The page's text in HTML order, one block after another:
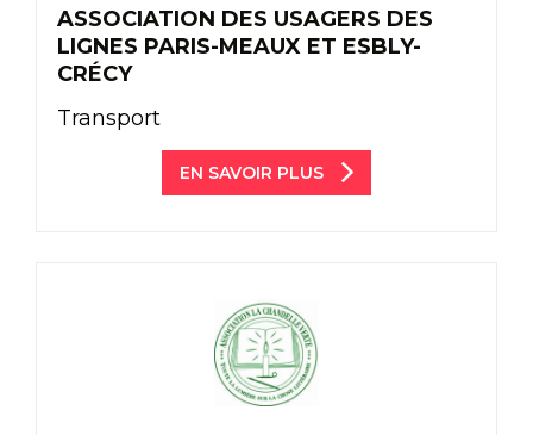
ASSOCIATION DES USAGERS DES
LIGNES PARIS-MEAUX ET ESBLY-
CRÉCY
Transport
EN SAVOIR PLUS